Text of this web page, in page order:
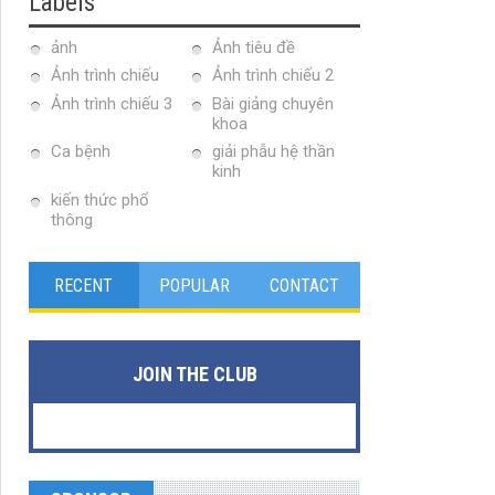
ảnh
Ảnh tiêu đề
Ảnh trình chiếu
Ảnh trình chiếu 2
Ảnh trình chiếu 3
Bài giảng chuyên
khoa
Ca bệnh
giải phẫu hệ thần
kinh
kiến thức phổ
thông
RECENT POPULAR CONTACT
JOIN THE CLUB